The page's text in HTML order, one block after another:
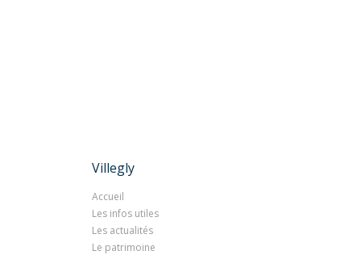
Villegly
Accueil
Les infos utiles
Les actualités
Le patrimoine